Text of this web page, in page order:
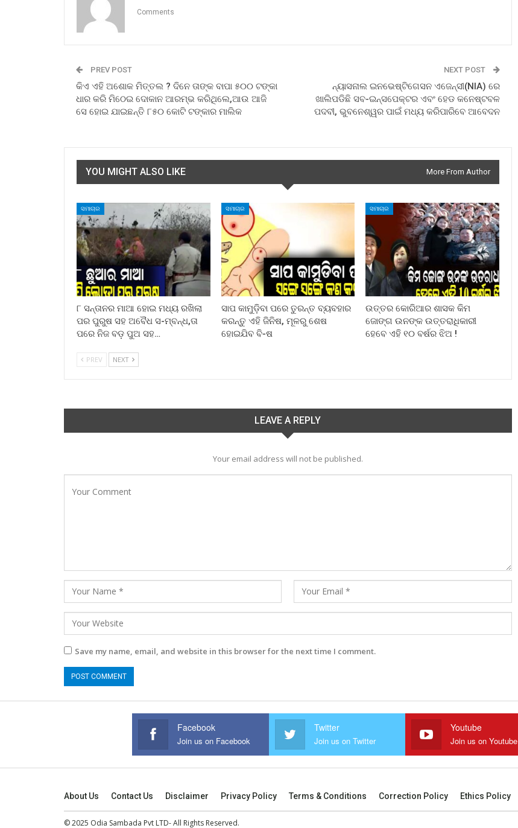
Comments
PREV POST
କିଏ ଏହି ଅଶୋକ ମିତ୍ତଲ ? ଦିନେ ତାଙ୍କ ବାପା ୫୦୦ ଟଙ୍କା
ଧାର କରି ମିଠେଇ ଦୋକାନ ଆରମ୍ଭ କରିଥିଲେ,ଆଉ ଆଜି
ସେ ହୋଇ ଯାଇଛନ୍ତି ୮୫୦ କୋଟି ଟଙ୍କାର ମାଲିକ
NEXT POST
ନ୍ୟାସନାଲ ଇନଭେଷ୍ଟିଗେସନ ଏଜେନ୍ସୀ(NIA) ରେ
ଖାଲିପଡିଛି ସବ-ଇନ୍ସପେକ୍ଟର ଏବଂ ହେଡ କନେଷ୍ଟବଳ
ପଦବୀ, ଭୁବନେଶ୍ୱର ପାଇଁ ମଧ୍ୟ କରିପାରିବେ ଆବେଦନ
YOU MIGHT ALSO LIKE More From Author
ସମାଚାର
୮ ସନ୍ତାନର ମାଆ ହୋଇ ମଧ୍ୟ ରଖିଲା
ପର ପୁରୁଷ ସହ ଅବୈଧ ସ-ମ୍ବନ୍ଧ,ତା
ପରେ ନିଜ ବଡ଼ ପୁଅ ସହ…
ସମାଚାର
ସାପ କାମୁଡ଼ିବା ପରେ ତୁରନ୍ତ ବ୍ୟବହାର
କରନ୍ତୁ ଏହି ଜିନିଷ, ମୂଳରୁ ଶେଷ
ହୋଇଯିବ ବି-ଷ
ସମାଚାର
ଉତ୍ତର କୋରିଆର ଶାସକ କିମ
ଜୋଙ୍ଗ ଉନଙ୍କ ଉତ୍ତରାଧିକାରୀ
ହେବେ ଏହି ୧୦ ବର୍ଷର ଝିଅ !
PREV NEXT
LEAVE A REPLY
Your email address will not be published.
Save my name, email, and website in this browser for the next time I comment.
Facebook
Join us on Facebook
Twitter
Join us on Twitter
Youtube
Join us on Youtube
About Us Contact Us Disclaimer Privacy Policy Terms & Conditions Correction Policy Ethics Policy
© 2025 Odia Sambada Pvt LTD- All Rights Reserved.